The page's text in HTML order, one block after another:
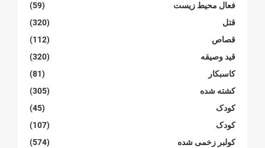
فعال محیط زیست
(59)
قتل
(320)
قصاص
(112)
قید وصیقه
(320)
کاسبکار
(81)
کشته شده
(305)
کودک
(45)
کودک
(107)
کولبر زخمی شدە
(574)